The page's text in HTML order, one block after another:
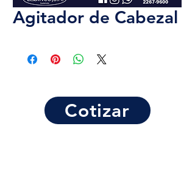
Agitador de Cabezal
Cotizar